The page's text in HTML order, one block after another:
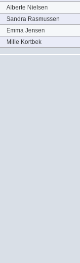
Alberte Nielsen
Sandra Rasmussen
Emma Jensen
Mille Kortbek